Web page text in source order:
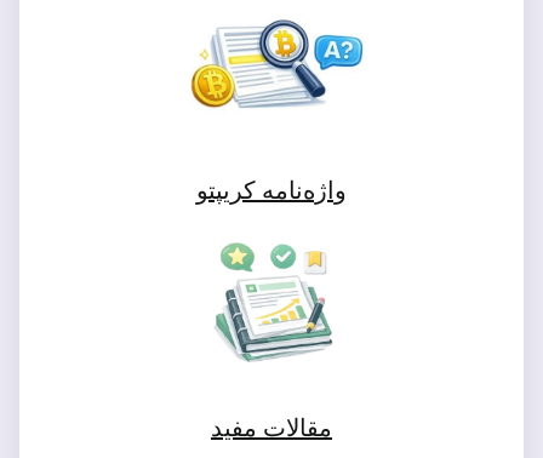
واژه‌نامه کریپتو
مقالات مفید